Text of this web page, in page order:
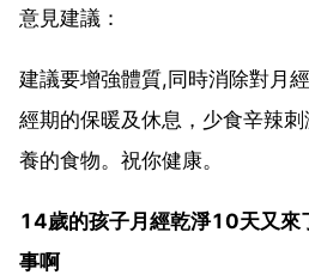
意見建議：
建議要增強體質,同時消除對月
經期的保暖及休息，少食辛辣
養的食物。祝你健康。
14歲的孩子月經乾淨10天又來
事啊